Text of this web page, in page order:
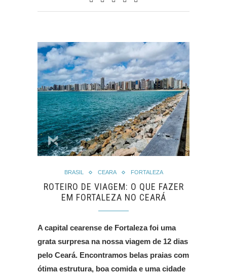
BRASIL CEARA FORTALEZA
ROTEIRO DE VIAGEM: O QUE FAZER
EM FORTALEZA NO CEARÁ
A capital cearense de Fortaleza foi uma
grata surpresa na nossa viagem de 12 dias
pelo Ceará. Encontramos belas praias com
ótima estrutura, boa comida e uma cidade